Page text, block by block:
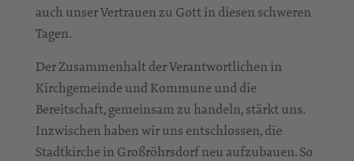
auch unser Vertrauen zu Gott in diesen schweren
Tagen.
Der Zusammenhalt der Verantwortlichen in
Kirchgemeinde und Kommune und die
Bereitschaft, gemeinsam zu handeln, stärkt uns.
Inzwischen haben wir uns entschlossen, die
Stadtkirche in Großröhrsdorf neu aufzubauen. So